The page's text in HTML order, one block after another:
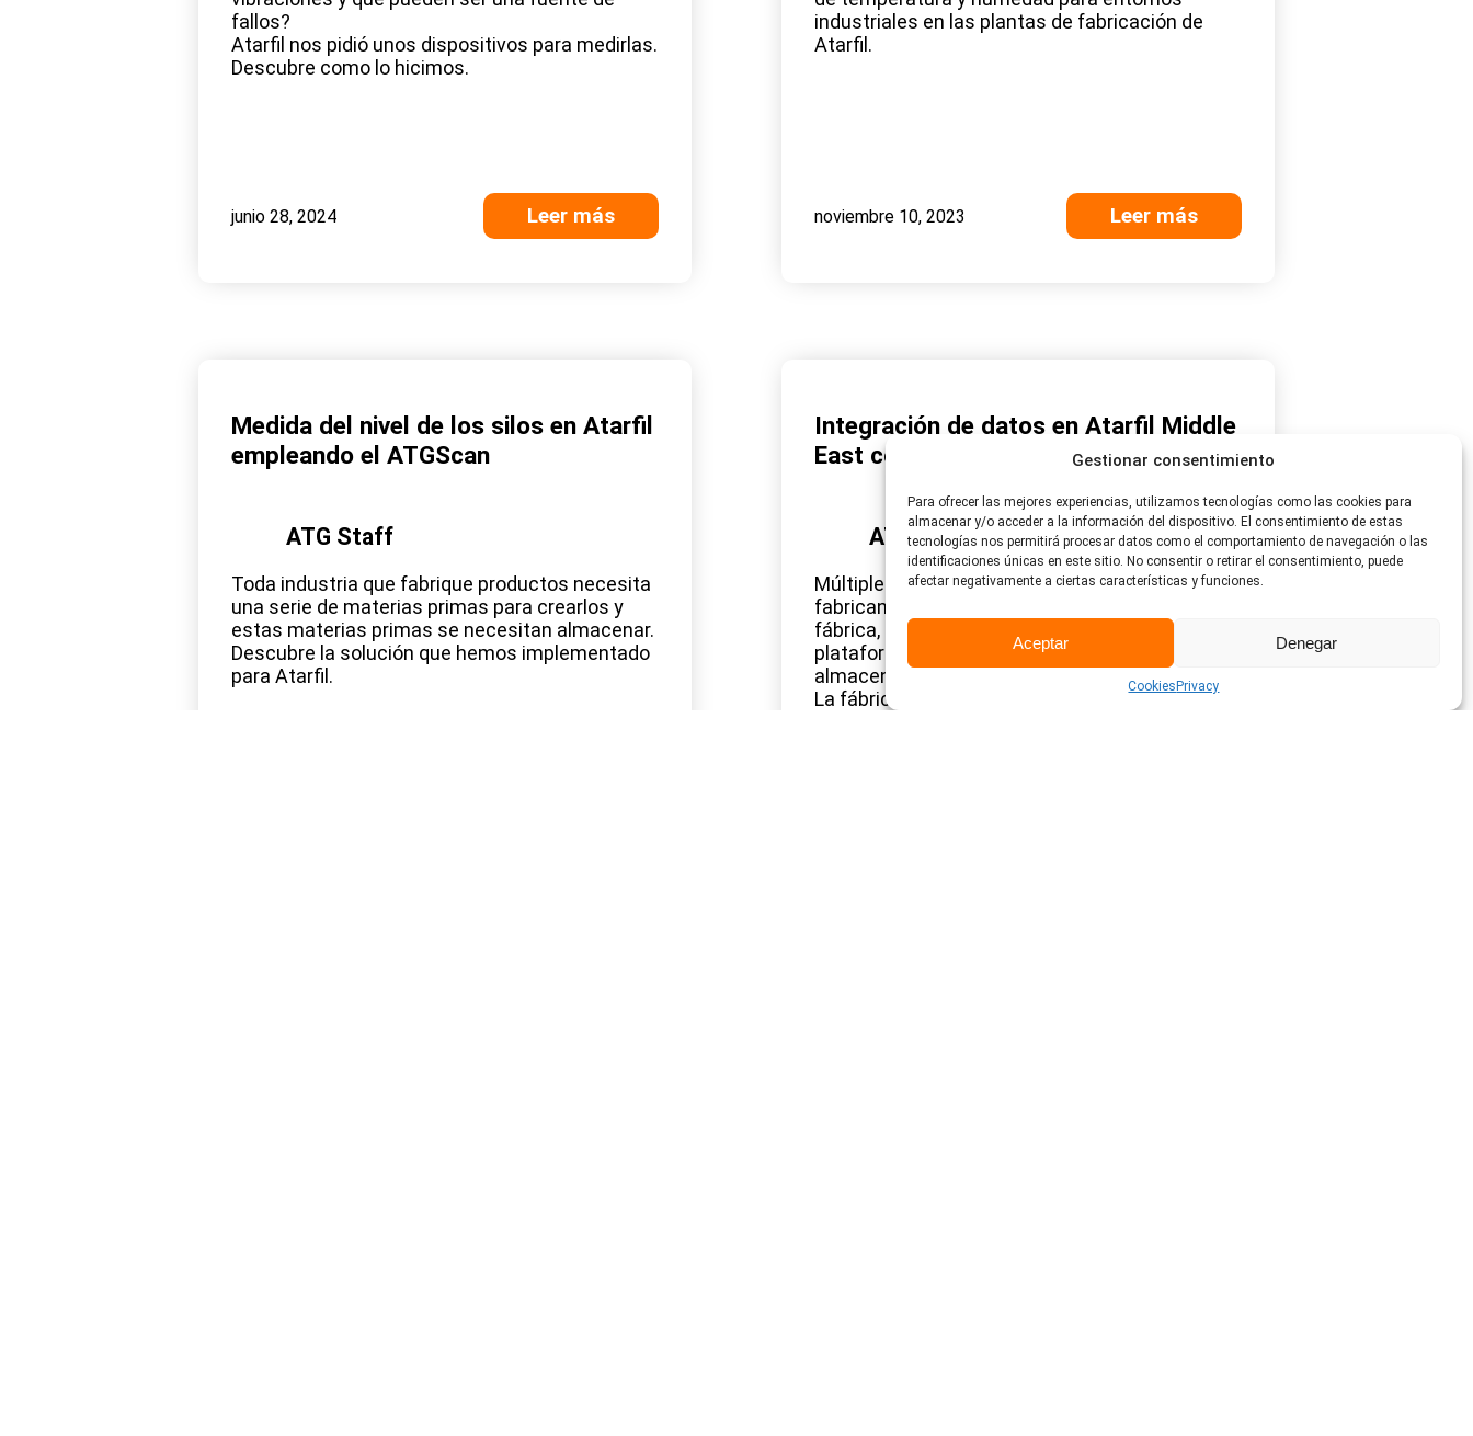
Gestionar consentimiento
Para ofrecer las mejores experiencias, utilizamos tecnologías como las cookies para
almacenar y/o acceder a la información del dispositivo. El consentimiento de estas
tecnologías nos permitirá procesar datos como el comportamiento de navegación o las
identificaciones únicas en este sitio. No consentir o retirar el consentimiento, puede
afectar negativamente a ciertas características y funciones.
Aceptar Denegar
Cookies Privacy
fallos?
Atarfil nos pidió unos dispositivos para medirlas.
Descubre como lo hicimos.
junio 28, 2024 Leer más
industriales en las plantas de fabricación de
Atarfil.
noviembre 10, 2023 Leer más
Medida del nivel de los silos en Atarfil
empleando el ATGScan
ATG Staff
Toda industria que fabrique productos necesita
una serie de materias primas para crearlos y
estas materias primas se necesitan almacenar.
Descubre la solución que hemos implementado
para Atarfil.
Integración de datos en Atarfil Middle
East con Aveva System Platform
ATG Staff
Múltiples controladores de diferentes
fabricantes y varios sistemas bajo la misma
fábrica, todo ello unificado bajo una única
plataforma de control, visualización y
almacenaje de datos.
La fábrica de Atarfil en el desierto emiratí ya